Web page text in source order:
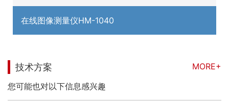
在线图像测量仪HM-1040
技术方案
MORE+
您可能也对以下信息感兴趣